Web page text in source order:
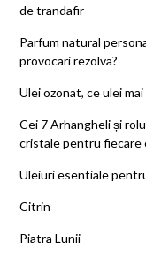
de trandafir
Parfum natural
provocari rezolva?
Ulei ozonat, ce ulei
Cei 7 Arhangheli și
cristale pentru fiecare
Uleiuri esentiale
Citrin
Piatra Lunii